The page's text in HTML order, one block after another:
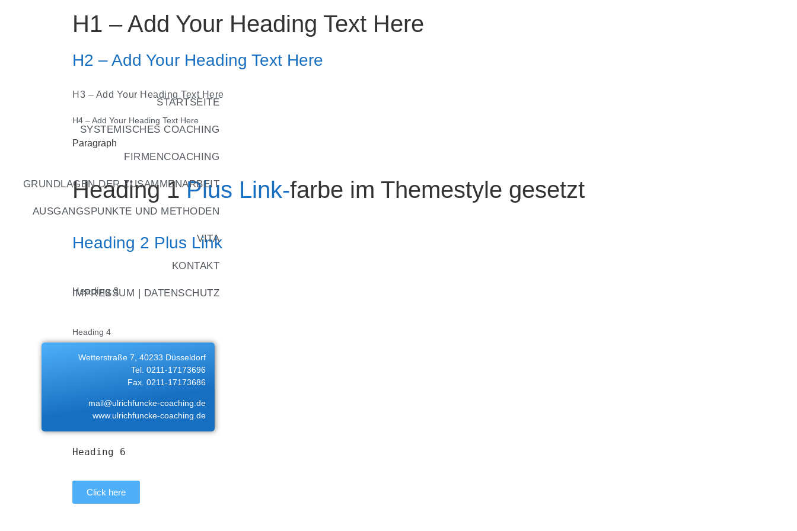
H1 – Add Your Heading Text Here
H2 – Add Your Heading Text Here
H3 – Add Your Heading Text Here
H4 – Add Your Heading Text Here
Paragraph
Heading 1Plus Link-farbe im Themestyle gesetzt
Heading 2 Plus Link
Heading 3
Heading 4
Heading 6
Heading 6
Click here
STARTSEITE
SYSTEMISCHES COACHING
FIRMENCOACHING
GRUNDLAGEN DER ZUSAMMENARBEIT
AUSGANGSPUNKTE UND METHODEN
VITA
KONTAKT
IMPRESSUM | DATENSCHUTZ
Wetterstraße 7, 40233 Düsseldorf
Tel. 0211-17173696
Fax. 0211-17173686
mail@ulrichfuncke-coaching.de
www.ulrichfuncke-coaching.de